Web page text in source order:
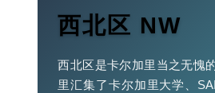
西北区 NW
西北区是卡尔加里当之无愧
里汇集了卡尔加里大学、